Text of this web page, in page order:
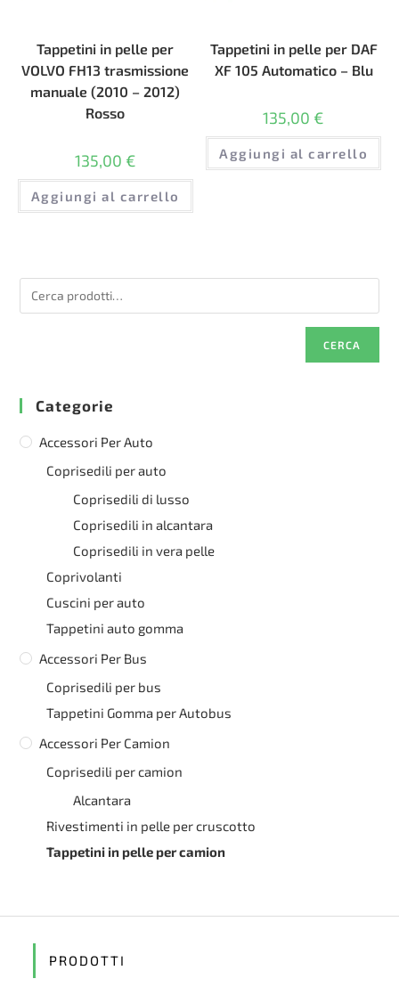
Tappetini in pelle per
VOLVO FH13 trasmissione
manuale (2010 – 2012)
Rosso
135,00 €
Aggiungi al carrello
Tappetini in pelle per DAF
XF 105 Automatico – Blu
135,00 €
Aggiungi al carrello
CERCA
Categorie
Accessori Per Auto
Coprisedili per auto
Coprisedili di lusso
Coprisedili in alcantara
Coprisedili in vera pelle
Coprivolanti
Cuscini per auto
Tappetini auto gomma
Accessori Per Bus
Coprisedili per bus
Tappetini Gomma per Autobus
Accessori Per Camion
Coprisedili per camion
Alcantara
Rivestimenti in pelle per cruscotto
Tappetini in pelle per camion
PRODOTTI